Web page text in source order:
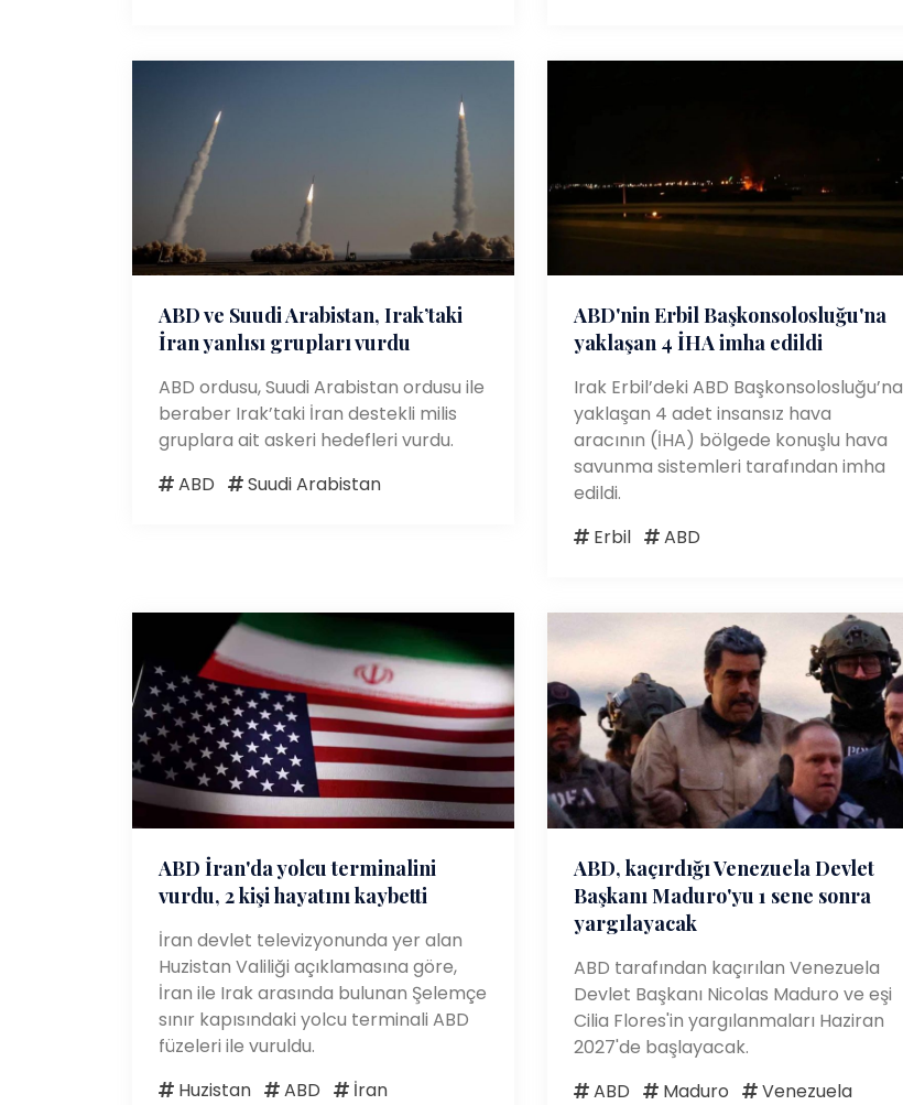
ABD ve Suudi Arabistan, Irak’taki
İran yanlısı grupları vurdu
ABD ordusu, Suudi Arabistan ordusu ile
beraber Irak’taki İran destekli milis
gruplara ait askeri hedefleri vurdu.
ABD
Suudi Arabistan
ABD'nin Erbil Başkonsolosluğu'na
yaklaşan 4 İHA imha edildi
Irak Erbil’deki ABD Başkonsolosluğu’na
yaklaşan 4 adet insansız hava
aracının (İHA) bölgede konuşlu hava
savunma sistemleri tarafından imha
edildi.
Erbil
ABD
ABD İran'da yolcu terminalini
vurdu, 2 kişi hayatını kaybetti
İran devlet televizyonunda yer alan
Huzistan Valiliği açıklamasına göre,
İran ile Irak arasında bulunan Şelemçe
sınır kapısındaki yolcu terminali ABD
füzeleri ile vuruldu.
Huzistan
ABD İran
ABD, kaçırdığı Venezuela Devlet
Başkanı Maduro'yu 1 sene sonra
yargılayacak
ABD tarafından kaçırılan Venezuela
Devlet Başkanı Nicolas Maduro ve eşi
Cilia Flores'in yargılanmaları Haziran
2027'de başlayacak.
ABD
Maduro Venezuela